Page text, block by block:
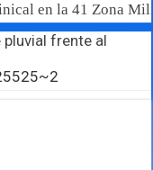
en la 41 Zona
pluvial frente al